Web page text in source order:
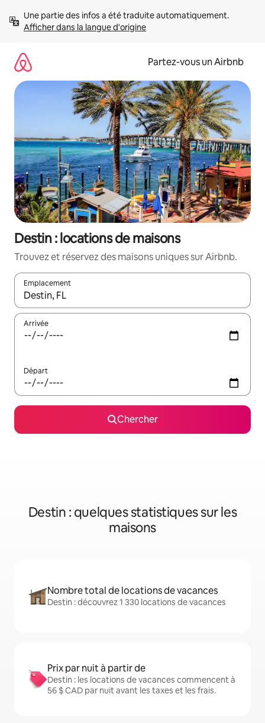
directement
Afficher dans la langue d'origine
Partez-vous un Airbnb
Destin : locations de maisons
Trouvez et réservez des maisons uniques sur Airbnb.
Emplacement
Quand les résultats sont affichés, parcourez-les en utilisant
Arrivée
Départ
Chercher
Destin : quelques statistiques sur les
maisons
Nombre total de locations de vacances
Destin : découvrez 1 330 locations de vacances
Prix par nuit à partir de
Destin : les locations de vacances commencent à
56 $ CAD par nuit avant les taxes et les frais.